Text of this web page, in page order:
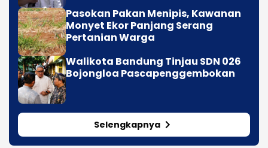
Pasokan Pakan Menipis, Kawanan
Monyet Ekor Panjang Serang
Pertanian Warga
Walikota Bandung Tinjau SDN 026
Bojongloa Pascapenggembokan
Selengkapnya